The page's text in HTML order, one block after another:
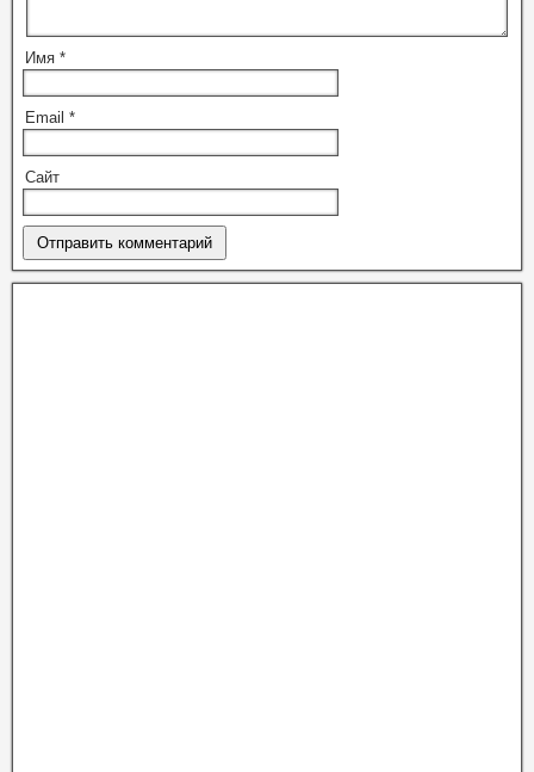
Имя *
Email *
Сайт